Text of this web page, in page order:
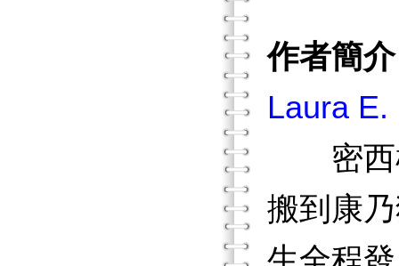
作者簡介
Laura E.
密西根
搬到康